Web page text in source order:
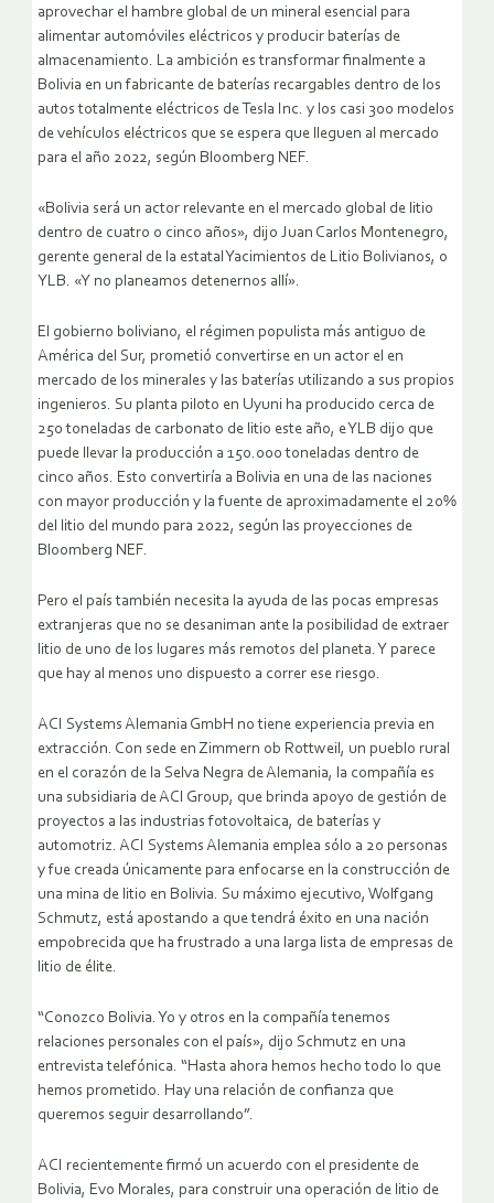
aprovechar el hambre global de un mineral esencial para
alimentar automóviles eléctricos y producir baterías de
almacenamiento. La ambición es transformar finalmente a
Bolivia en un fabricante de baterías recargables dentro de los
autos totalmente eléctricos de Tesla Inc. y los casi 300 modelos
de vehículos eléctricos que se espera que lleguen al mercado
para el año 2022, según Bloomberg NEF.
«Bolivia será un actor relevante en el mercado global de litio
dentro de cuatro o cinco años», dijo Juan Carlos Montenegro,
gerente general de la estatal Yacimientos de Litio Bolivianos, o
YLB. «Y no planeamos detenernos allí».
El gobierno boliviano, el régimen populista más antiguo de
América del Sur, prometió convertirse en un actor el en
mercado de los minerales y las baterías utilizando a sus propios
ingenieros. Su planta piloto en Uyuni ha producido cerca de
250 toneladas de carbonato de litio este año, e YLB dijo que
puede llevar la producción a 150.000 toneladas dentro de
cinco años. Esto convertiría a Bolivia en una de las naciones
con mayor producción y la fuente de aproximadamente el 20%
del litio del mundo para 2022, según las proyecciones de
Bloomberg NEF.
Pero el país también necesita la ayuda de las pocas empresas
extranjeras que no se desaniman ante la posibilidad de extraer
litio de uno de los lugares más remotos del planeta. Y parece
que hay al menos uno dispuesto a correr ese riesgo.
ACI Systems Alemania GmbH no tiene experiencia previa en
extracción. Con sede en Zimmern ob Rottweil, un pueblo rural
en el corazón de la Selva Negra de Alemania, la compañía es
una subsidiaria de ACI Group, que brinda apoyo de gestión de
proyectos a las industrias fotovoltaica, de baterías y
automotriz. ACI Systems Alemania emplea sólo a 20 personas
y fue creada únicamente para enfocarse en la construcción de
una mina de litio en Bolivia. Su máximo ejecutivo, Wolfgang
Schmutz, está apostando a que tendrá éxito en una nación
empobrecida que ha frustrado a una larga lista de empresas de
litio de élite.
“Conozco Bolivia. Yo y otros en la compañía tenemos
relaciones personales con el país», dijo Schmutz en una
entrevista telefónica. “Hasta ahora hemos hecho todo lo que
hemos prometido. Hay una relación de confianza que
queremos seguir desarrollando”.
ACI recientemente firmó un acuerdo con el presidente de
Bolivia, Evo Morales, para construir una operación de litio de